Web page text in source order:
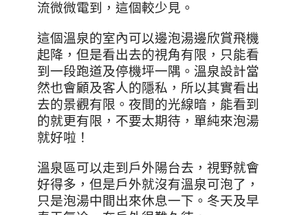
流微微電到，這個較少見。
這個溫泉的室內可以邊泡湯邊欣賞飛機
起降，但是看出去的視角有限，只能看
到一段跑道及停機坪一隅。溫泉設計當
然也會顧及客人的隱私，所以其實看出
去的景觀有限。夜間的光線暗，能看到
的就更有限，不要太期待，單純來泡湯
就好啦！
溫泉區可以走到戶外陽台去，視野就會
好得多，但是戶外就沒有溫泉可泡了，
只是泡湯中間出來休息一下。冬天及早